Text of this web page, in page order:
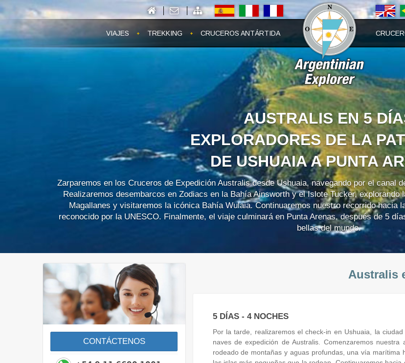
VIAJES TREKKING CRUCEROS ANTÁRTIDA
AUSTRALIS EN 5
EXPLORADORES DE LA
DE USHUAIA A PUNTA
Zarparemos en los Cruceros de Expedición Australis desde Ushuaia, navegando por el canal
Realizaremos desembarcos en Zodiacs en la Bahía Ainsworth y el Islote Tucker,
Magallanes y visitaremos la icónica Bahía Wulaia. Continuaremos nuestro recorrido hacia
reconocido por la UNESCO. Finalmente, el viaje culminará en Punta Arenas, después de 5
bellas del mundo.
CONTÁCTENOS
Australis
5 DÍAS - 4 NOCHES
Por la tarde, realizaremos el check-in en Ushuaia, la
naves de expedición de Australis. Comenzaremos
rodeado de montañas y aguas profundas, una vía